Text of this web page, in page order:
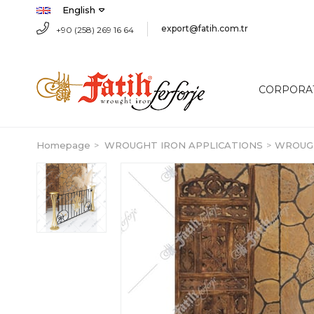
+90 (258) 269 16 64 export@fatih.com.tr
English
Homepage WROUGHT IRON APPLICATIONS